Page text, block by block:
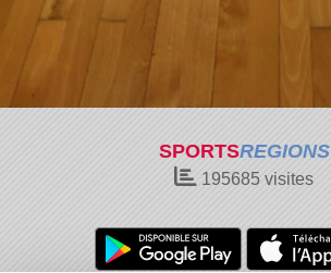
SPORTSREGIONS
195685 visites